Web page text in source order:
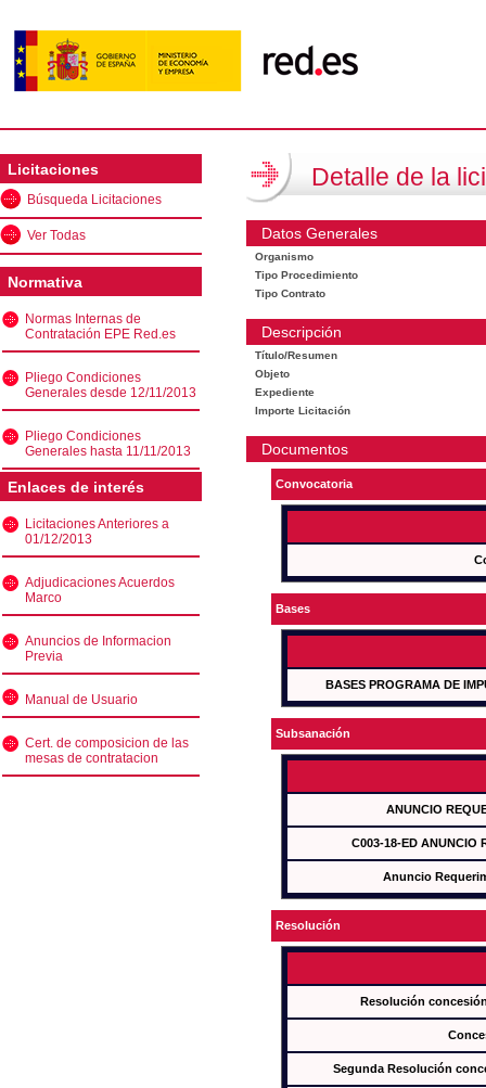
Licitaciones
Búsqueda Licitaciones
Ver Todas
Normativa
Normas Internas de
Contratación EPE Red.es
Pliego Condiciones
Generales desde 12/11/2013
Pliego Condiciones
Generales hasta 11/11/2013
Enlaces de interés
Licitaciones Anteriores a
01/12/2013
Adjudicaciones Acuerdos
Marco
Anuncios de Informacion
Previa
Manual de Usuario
Cert. de composicion de las
mesas de contratacion
Detalle de la
Datos Generales
Organismo
Tipo Procedimiento
Tipo Contrato
Descripción
Título/Resumen
Objeto
Expediente
Importe Licitación
Documentos
Convocatoria
Bases
BASES PROGRAMA DE
Subsanación
ANUNCIO
C003-18-ED ANUNCIO
Anuncio
Resolución
Resolución
Segunda Resolución